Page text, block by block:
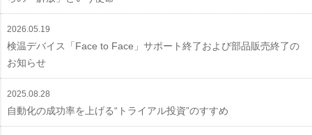
2026.05.19
検温デバイス「Face to Face」サポート終了および部品販売終了の
お知らせ
2025.08.28
自動化の成功率を上げる“トライアル投資”のすすめ